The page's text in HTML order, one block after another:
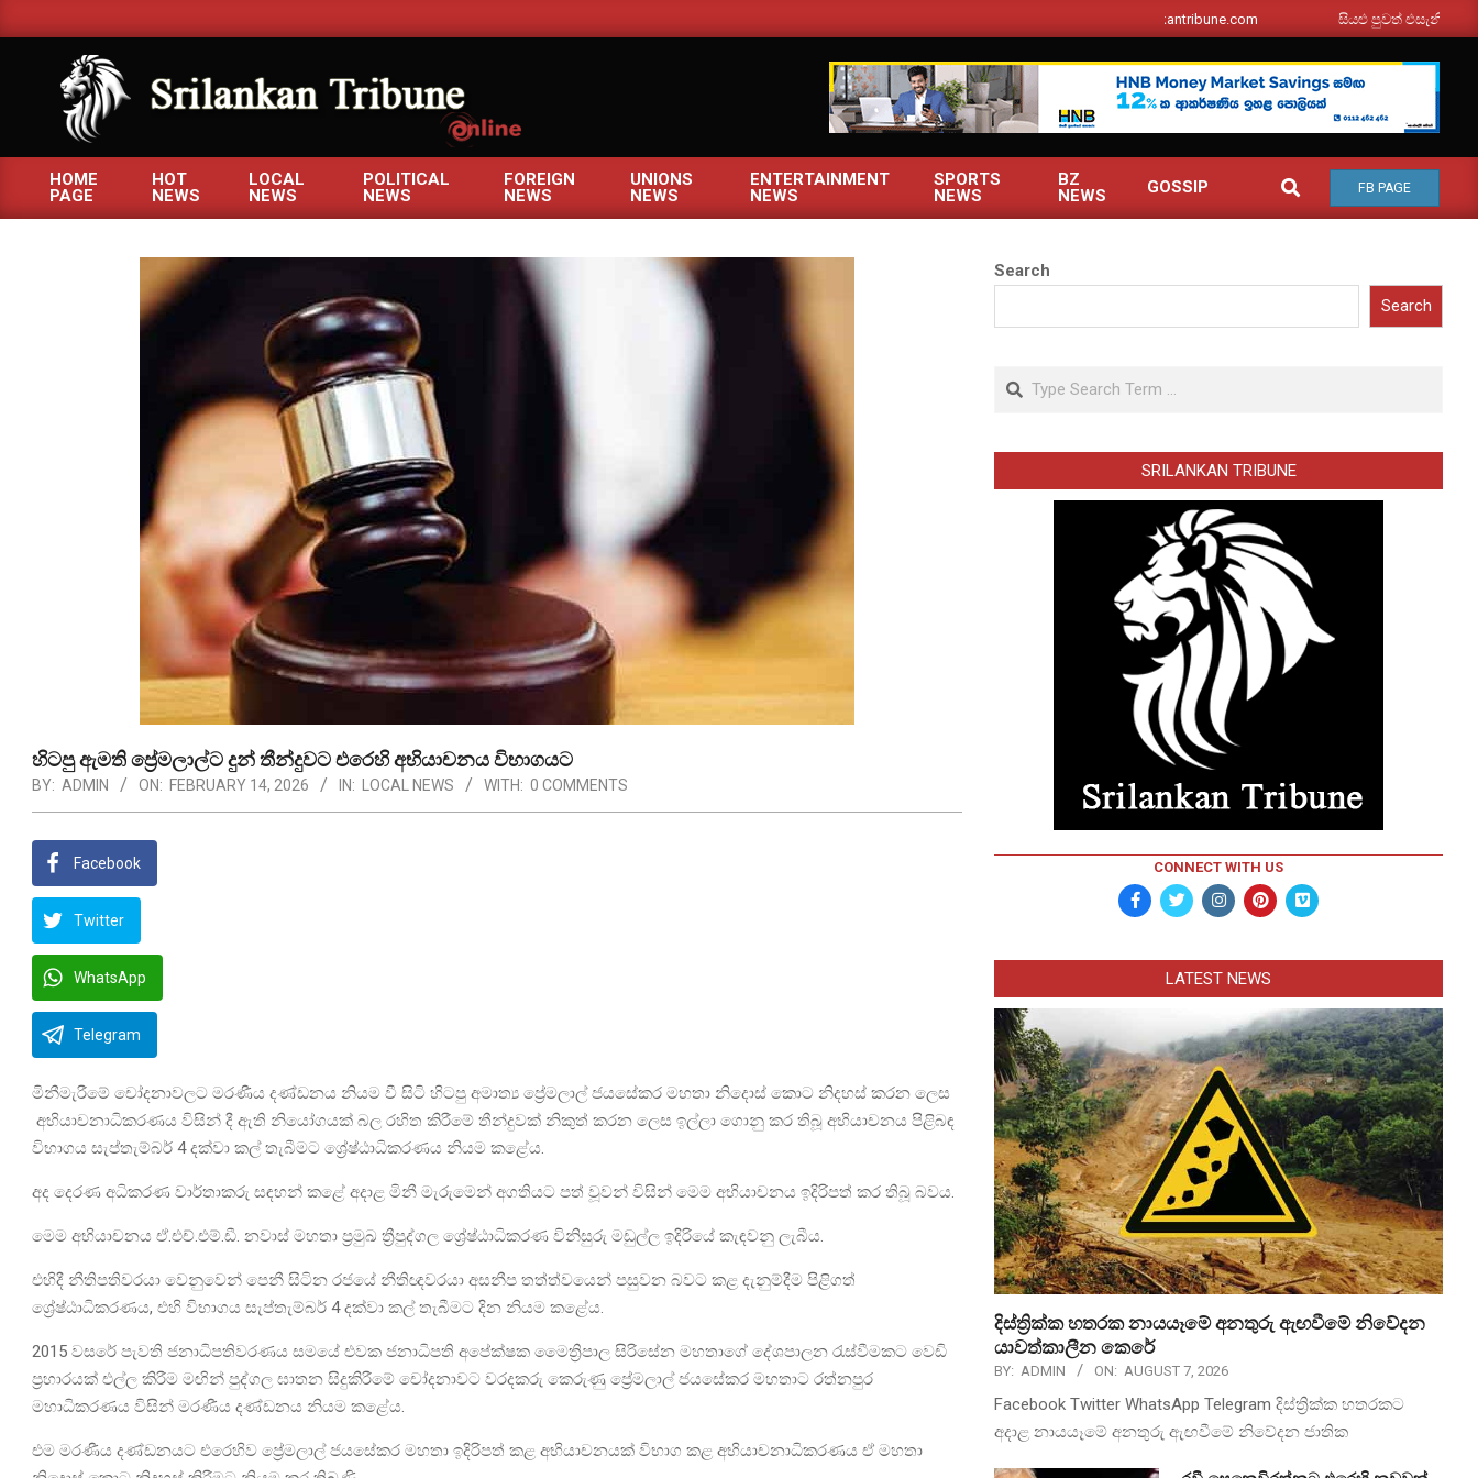
to
srilankantribune.com සියළු පුවත් එසැනින් ඔබ වෙත
SRILANKANTRIBUNE.COM
Primary
Menu
HOME
PAGE
HOT
NEWS
LOCAL
NEWS
POLITICAL
NEWS
FOREIGN
NEWS
UNIONS
NEWS
ENTERTAINMENT
NEWS
SPORTS
NEWS
BZ
NEWS
GOSSIP SEARCH
FB PAGE
හිටපු ඇමති ප්‍රේමලාල්ට දුන් තීන්දුවට එරෙහි අභියාචනය විභාගයට
BY: ADMIN ON: FEBRUARY 14, 2026 IN: LOCAL NEWS WITH: 0 COMMENTS
Facebook
Twitter
WhatsApp
Telegram
මිනීමැරීමේ චෝදනාවලට මරණීය දණ්ඩනය නියම වී සිටි හිටපු අමාත්‍ය ප්‍රේමලාල් ජයසේකර මහතා නිදොස් කොට නිදහස් කරන ලෙස
අභියාචනාධිකරණය විසින් දී ඇති නියෝගයක් බල රහිත කිරීමේ තීන්දුවක් නිකුත් කරන ලෙස ඉල්ලා ගොනු කර තිබූ අභියාචනය පිළිබඳ
විභාගය සැප්තැම්බර් 4 දක්වා කල් තැබීමට ශ්‍රේෂ්ඨාධිකරණය නියම කළේය.
අද දෙරණ අධිකරණ වාර්තාකරු සඳහන් කළේ අදාළ මිනී මැරුමෙන් අගතියට පත් වූවන් විසින් මෙම අභියාචනය ඉදිරිපත් කර තිබූ බවය.
මෙම අභියාචනය ඒ.එච්.එම්.ඩී. නවාස් මහතා ප්‍රමුඛ ත්‍රීපුද්ගල ශ්‍රේෂ්ඨාධිකරණ විනිසුරු මඩුල්ල ඉදිරියේ කැඳවනු ලැබීය.
එහිදී නීතිපතිවරයා වෙනුවෙන් පෙනී සිටින රජයේ නීතිඥවරයා අසනීප තත්ත්වයෙන් පසුවන බවට කළ දැනුම්දීම පිළිගත්
ශ්‍රේෂ්ඨාධිකරණය, එහි විභාගය සැප්තැම්බර් 4 දක්වා කල් තැබීමට දින නියම කළේය.
2015 වසරේ පැවති ජනාධිපතිවරණය සමයේ එවක ජනාධිපති අපේක්ෂක මෛත්‍රිපාල සිරිසේන මහතාගේ දේශපාලන රැස්වීමකට වෙඩි
ප්‍රහාරයක් එල්ල කිරීම මඟින් පුද්ගල ඝාතන සිදුකිරීමේ චෝදනාවට වරදකරු කෙරුණු ප්‍රේමලාල් ජයසේකර මහතාට රත්නපුර
මහාධිකරණය විසින් මරණීය දණ්ඩනය නියම කළේය.
එම මරණීය දණ්ඩනයට එරෙහිව ප්‍රේමලාල් ජයසේකර මහතා ඉදිරිපත් කළ අභියාචනයක් විභාග කළ අභියාචනාධිකරණය ඒ මහතා
Search
Search
Search
SRILANKAN TRIBUNE
CONNECT WITH US
LATEST NEWS
දිස්ත්‍රික්ක හතරක නායයෑමේ අනතුරු ඇඟවීමේ නිවේදන
යාවත්කාලීන කෙරේ
BY: ADMIN ON: AUGUST 7, 2026
Facebook Twitter WhatsApp Telegram දිස්ත්‍රික්ක හතරකට
අදාළ නායයෑමේ අනතුරු ඇඟවීමේ නිවේදන ජාතික